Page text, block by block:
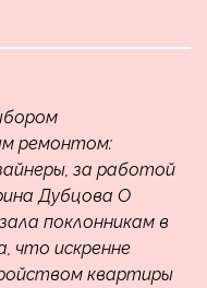
ремонтом:
за работой
Дубцова О
поклонникам в
что искренне
квартиры